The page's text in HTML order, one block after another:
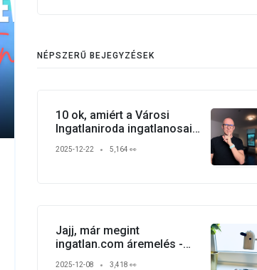
NÉPSZERŰ BEJEGYZÉSEK
10 ok, amiért a Városi
Ingatlaniroda ingatlanosai
2025-12-22 5,164 👀
Jajj, már megint
ingatlan.com áremelés -
2025-12-08 3,418 👀